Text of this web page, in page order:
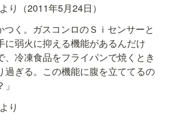
り（2011年5月24日）
つく。ガスコンロのＳｉセンサーと
に弱火に抑える機能があるんだけ
、冷凍食品をフライパンで焼くとき
過ぎる。この機能に腹を立ててるの
り